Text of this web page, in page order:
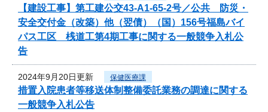
【建設工事】第工建公交43-A1-65-2号／公共 防災・
安全交付金（改築）他（翌債）（国）156号福島バイ
パス工区 桟道工第4期工事に関する一般競争入札公
告
2024年9月20日更新 保健医療課
措置入院患者等移送体制整備委託業務の調達に関する
一般競争入札公告